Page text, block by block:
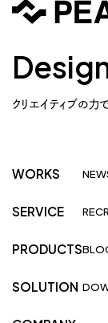
クリエイティブの力
WORKS
SERVICE
PRODUCTS
SOLUTION